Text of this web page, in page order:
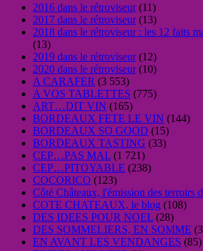
2016 dans le rétroviseur(11)
2017 dans le rétroviseur(13)
2018 dans le rétroviseur : les 12 faits
(13)
2019 dans le rétroviseur(12)
2020 dans le rétroviseur(10)
A CARAFER (3 553)
A VOS TABLETTES (775)
ART…DIT VIN (165)
BORDEAUX FETE LE VIN (144)
BORDEAUX SO GOOD (15)
BORDEAUX TASTING (33)
CEP…PAS MAL (1 721)
CEP…PITOYABLE (238)
COCORICO (123)
Côté Châteaux, l'émission des terroirs
COTE CHATEAUX, le blog (108)
DES IDEES POUR NOEL (28)
DES SOMMELIERS, EN SOMME
EN AVANT LES VENDANGES (85)